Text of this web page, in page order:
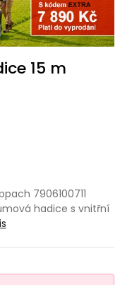
15 m
7906100711
hadice s vnitřní